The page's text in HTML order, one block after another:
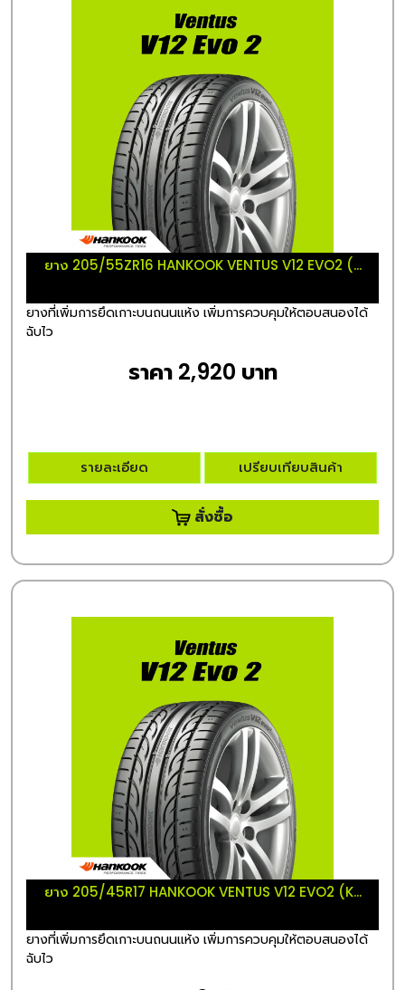
ยาง 205/55ZR16 HANKOOK VENTUS V12 EVO2 (...
ยางที่เพิ่มการยึดเกาะบนถนนแห้ง เพิ่มการควบคุมให้ตอบสนองได้
ฉับไว
ราคา 2,920 บาท
รายละเอียด เปรียบเทียบสินค้า
สั่งซื้อ
ยาง 205/45R17 HANKOOK VENTUS V12 EVO2 (K...
ยางที่เพิ่มการยึดเกาะบนถนนแห้ง เพิ่มการควบคุมให้ตอบสนองได้
ฉับไว